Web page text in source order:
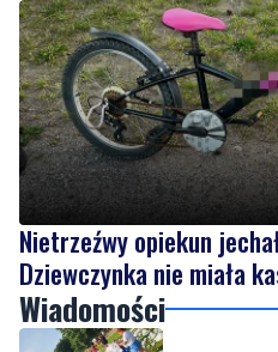
Nietrzeźwy opiekun
Dziewczynka nie miała
Wiadomości
NOWE piątek, 7
Piknik nad